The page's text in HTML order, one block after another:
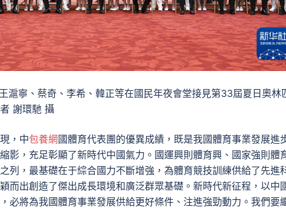
滬寧、蔡奇、李希、韓正等在國民年夜會堂接見第33屆夏日奧林
謝環馳 攝
，中包養網國體育代表團的優異成績，既是我國體育事業發展進
影，充足彰顯了新時代中國氣力。國運興則體育興、國家強則體
列，最基礎在于綜合國力不斷增強，為體育競技訓練供給了先進
而出創造了傑出成長環境和廣泛群眾基礎。新時代新征程，以中
必將為我國體育事業發展供給更好條件、注進強勁動力。我們要